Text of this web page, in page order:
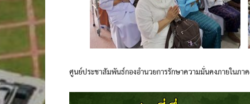
ศูนย์ประชาสัมพันธ์กองอำนวยการรักษาความมั่นคงภายในภา